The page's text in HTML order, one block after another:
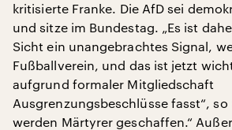
kritisierte Franke. Die AfD sei
und sitze im Bundestag. „Es ist
Sicht ein unangebrachtes Signal,
Fußballverein, und das ist jetzt
aufgrund formaler Mitgliedschaft
Ausgrenzungsbeschlüsse fasst“, so
werden Märtyrer geschaffen.“